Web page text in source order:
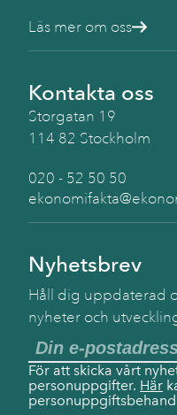
Läs mer om oss
Kontakta oss
Storgatan 19
114 82 Stockholm
020 - 52 50 50
Nyhetsbrev
Håll dig uppdaterad
nyheter och
För att skicka vårt
personuppgifter. Här